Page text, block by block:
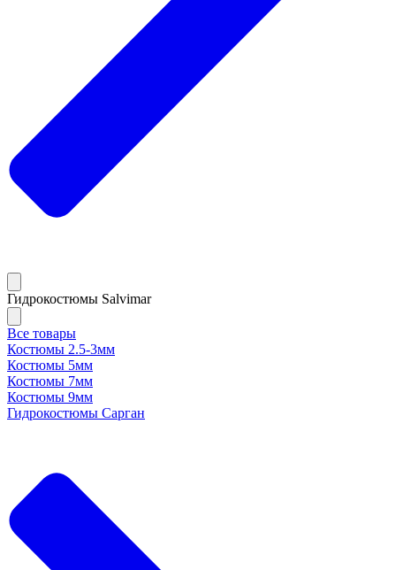
Гидрокостюмы Salvimar
Все товары
Костюмы 2.5-3мм
Костюмы 5мм
Костюмы 7мм
Костюмы 9мм
Гидрокостюмы Сарган